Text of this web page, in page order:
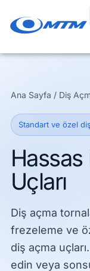
geç
Ana Sayfa / Diş
Standart ve özel
Uçları
Diş açma
frezeleme ve
diş açma
edin veya